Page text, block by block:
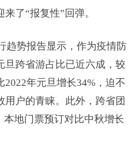
了“报复性”回弹。
趋势报告显示，作为疫情防
旦跨省游占比已近六成，较
年元旦增长34%，迫不
用户的青睐。此外，跨省团
本地门票预订对比中秋增长